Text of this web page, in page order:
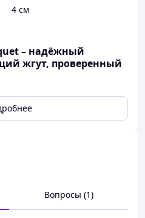
4 см
– надёжный
жгут, проверенный
жгутSICH-Tourniquet–
остановки массивных
условиях.
даже в самых
– мокрым, грязным,
или жаре. Он легко
что делает его
в военных и
Вопросы (1)